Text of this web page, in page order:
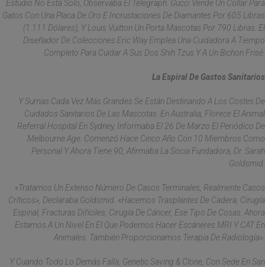
Estudio No Está Solo, Observaba El Telegraph. Gucci Vende Un Collar Para
Gatos Con Una Placa De Oro E Incrustaciones De Diamantes Por 605 Libras
(1.111 Dólares), Y Louis Vuitton Un Porta Mascotas Por 790 Libras. El
Diseñador De Colecciones Eric Way Emplea Una Cuidadora A Tiempo
Completo Para Cuidar A Sus Dos Shih Tzus Y A Un Bichon Frisé.
La Espiral De Gastos Sanitarios
Y Sumas Cada Vez Más Grandes Se Están Destinando A Los Costes De
Cuidados Sanitarios De Las Mascotas. En Australia, Florece El Animal
Referral Hospital En Sydney, Informaba El 26 De Marzo El Periódico De
Melbourne Age. Comenzó Hace Cinco Año Con 10 Miembros Como
Personal Y Ahora Tiene 90, Afirmaba La Socia Fundadora, Dr. Sarah
Goldsmid.
«Tratamos Un Extenso Número De Casos Terminales, Realmente Casos
Críticos», Declaraba Goldsmid. «Hacemos Trasplantes De Cadera, Cirugía
Espinal, Fracturas Difíciles, Cirugía De Cáncer, Ese Tipo De Cosas. Ahora
Estamos A Un Nivel En El Que Podemos Hacer Escáneres MRI Y CAT En
Animales. También Proporcionamos Terapia De Radiología».
Y Cuando Todo Lo Demás Falla, Genetic Saving & Clone, Con Sede En San